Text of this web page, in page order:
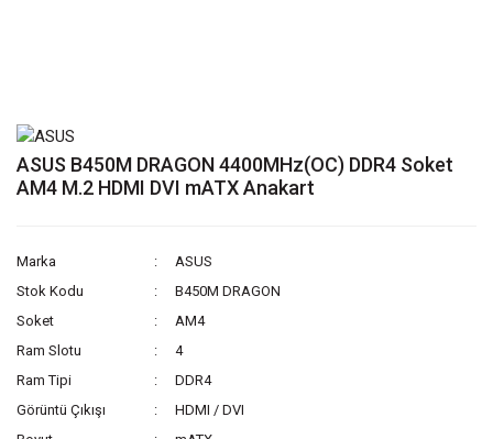
ASUS B450M DRAGON 4400MHz(OC) DDR4 Soket
AM4 M.2 HDMI DVI mATX Anakart
Marka
ASUS
Stok Kodu
B450M DRAGON
Soket
AM4
Ram Slotu
4
Ram Tipi
DDR4
Görüntü Çıkışı
HDMI / DVI